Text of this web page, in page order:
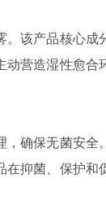
该产品核心成
营造湿性愈合
确保无菌安
抑菌、保护和